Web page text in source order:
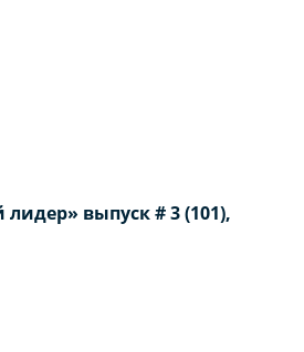
выпуск # 3 (101),